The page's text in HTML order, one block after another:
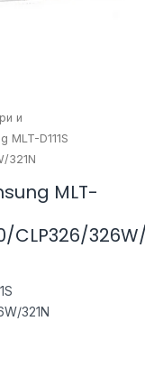
и
MLT-D111S
321N
MLT-
321N